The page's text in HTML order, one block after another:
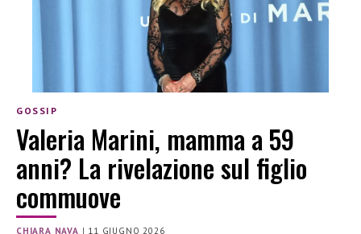
GOSSIP
Valeria Marini, mamma a 59
anni? La rivelazione sul figlio
commuove
CHIARA NAVA | 11 GIUGNO 2026